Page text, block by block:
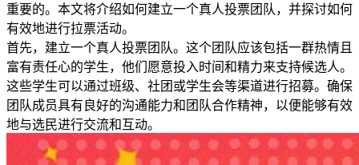
重要的。本文将介绍如何建立一个真人投票团队，并探讨如何
有效地进行拉票活动。
首先，建立一个真人投票团队。这个团队应该包括一群热情且
富有责任心的学生，他们愿意投入时间和精力来支持候选人。
这些学生可以通过班级、社团或学生会等渠道进行招募。确保
团队成员具有良好的沟通能力和团队合作精神，以便能够有效
地与选民进行交流和互动。